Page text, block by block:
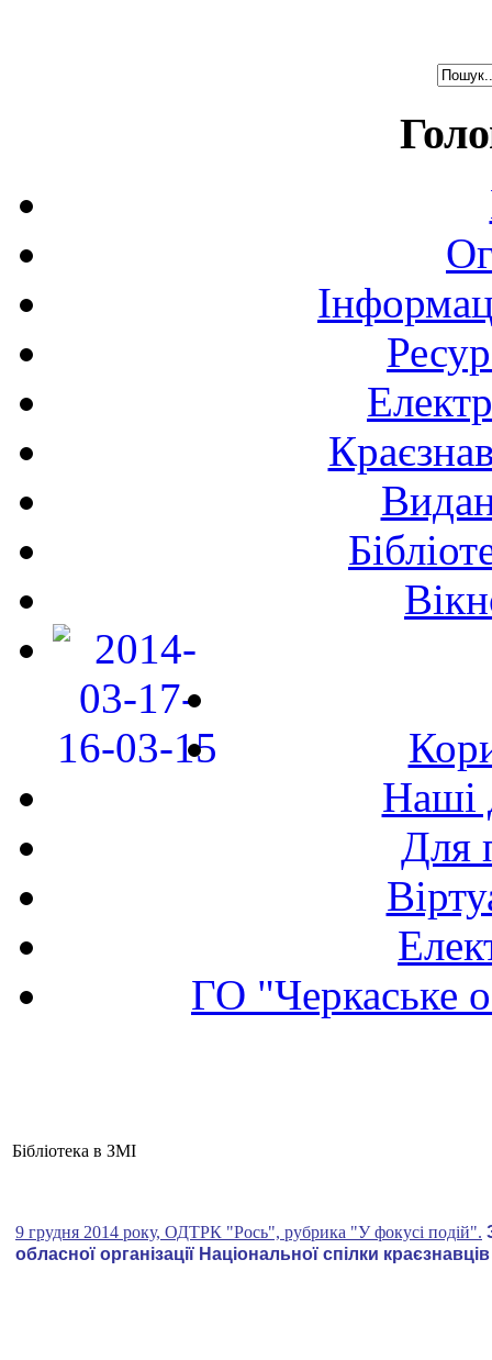
Наші
Для
ГО "Черкаське
Бібліотека в ЗМІ
9 грудня 2014 року, ОДТРК "Рось", рубрика "У фокусі подій".
обласної організації Національної спілки